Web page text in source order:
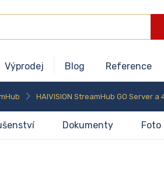
Výprodej Blog Reference
HAIVISION StreamHub GO Server a
Dokumenty Foto